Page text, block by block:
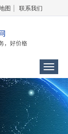
图 联系我们
Menu